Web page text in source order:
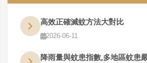
高效正確滅蚊方法大對比
2026-06-11
降雨量與蚊患指數,多地區蚊患